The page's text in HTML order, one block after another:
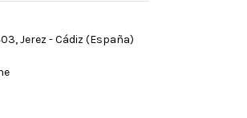
Jerez - Cádiz (España)